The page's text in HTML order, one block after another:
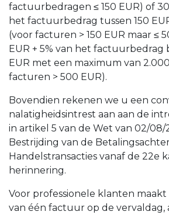
factuurbedragen ≤ 150 EUR) of 30
het factuurbedrag tussen 150
(voor facturen > 150 EUR maar ≤
EUR + 5% van het factuurbedrag
EUR met een maximum van
facturen > 500 EUR).
Bovendien rekenen we u een
nalatigheidsintrest aan aan de
in artikel 5 van de Wet van 02/
Bestrijding van de
Handelstransacties vanaf de 22e
herinnering.
Voor professionele klanten
van één factuur op de vervaldag,